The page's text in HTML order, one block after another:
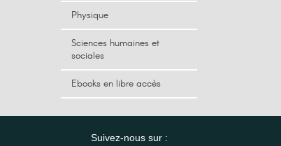
Physique
Sciences humaines et
sociales
Ebooks en libre accès
Suivez-nous sur :